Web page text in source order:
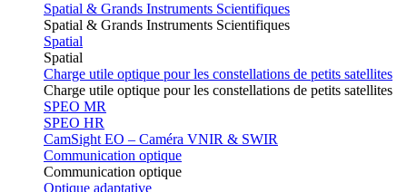
Spatial & Grands Instruments Scientifiques
Spatial & Grands Instruments Scientifiques
Spatial
Spatial
Charge utile optique pour les constellations de petits satellites
Charge utile optique pour les constellations de petits satellites
SPEO MR
SPEO HR
CamSight EO – Caméra VNIR & SWIR
Communication optique
Communication optique
Optique adaptative